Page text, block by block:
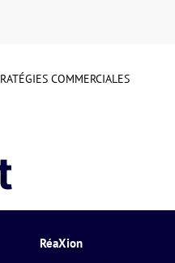
COMMERCIALES
RéaXion